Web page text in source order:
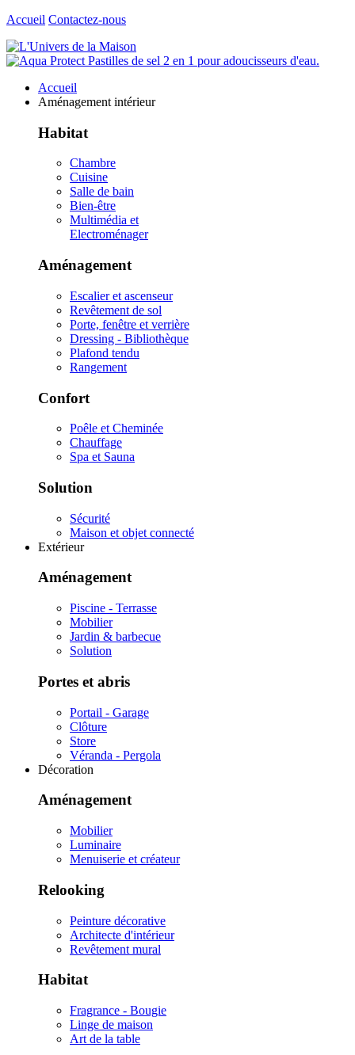
Accueil Contactez-nous
Accueil
Aménagement intérieur
Habitat
Chambre
Cuisine
Salle de bain
Bien-être
Multimédia et
Electroménager
Aménagement
Escalier et ascenseur
Revêtement de sol
Porte, fenêtre et verrière
Dressing - Bibliothèque
Plafond tendu
Rangement
Confort
Poêle et Cheminée
Chauffage
Spa et Sauna
Solution
Sécurité
Maison et objet connecté
Extérieur
Aménagement
Piscine - Terrasse
Mobilier
Jardin & barbecue
Solution
Portes et abris
Portail - Garage
Clôture
Store
Véranda - Pergola
Décoration
Aménagement
Mobilier
Luminaire
Menuiserie et créateur
Relooking
Peinture décorative
Architecte d'intérieur
Revêtement mural
Habitat
Fragrance - Bougie
Linge de maison
Art de la table